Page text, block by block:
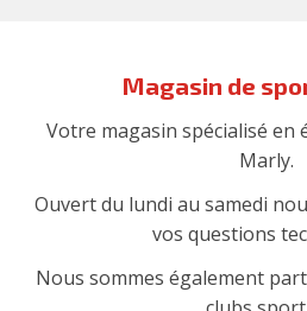
Magasin de
Votre magasin spécialisé
Marly.
Ouvert du lundi au samedi
vos questions
Nous sommes également